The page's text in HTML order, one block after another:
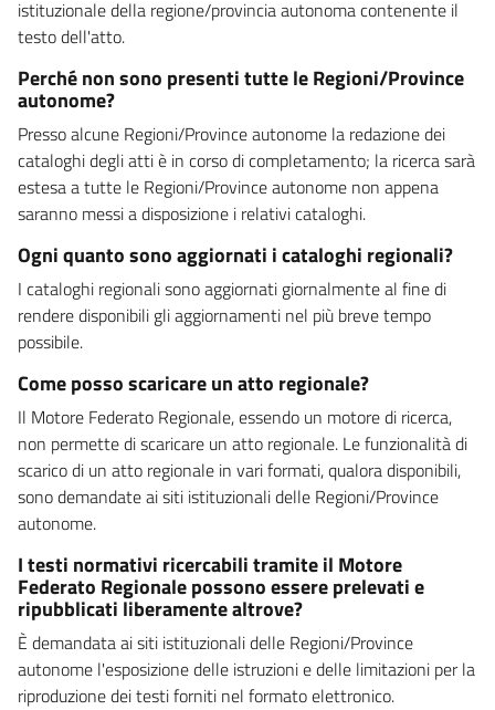
istituzionale della regione/provincia autonoma contenente il
testo dell'atto.
Perché non sono presenti tutte le Regioni/Province
autonome?
Presso alcune Regioni/Province autonome la redazione dei
cataloghi degli atti è in corso di completamento; la ricerca sarà
estesa a tutte le Regioni/Province autonome non appena
saranno messi a disposizione i relativi cataloghi.
Ogni quanto sono aggiornati i cataloghi regionali?
I cataloghi regionali sono aggiornati giornalmente al fine di
rendere disponibili gli aggiornamenti nel più breve tempo
possibile.
Come posso scaricare un atto regionale?
Il Motore Federato Regionale, essendo un motore di ricerca,
non permette di scaricare un atto regionale. Le funzionalità di
scarico di un atto regionale in vari formati, qualora disponibili,
sono demandate ai siti istituzionali delle Regioni/Province
autonome.
I testi normativi ricercabili tramite il Motore
Federato Regionale possono essere prelevati e
ripubblicati liberamente altrove?
È demandata ai siti istituzionali delle Regioni/Province
autonome l'esposizione delle istruzioni e delle limitazioni per la
riproduzione dei testi forniti nel formato elettronico.